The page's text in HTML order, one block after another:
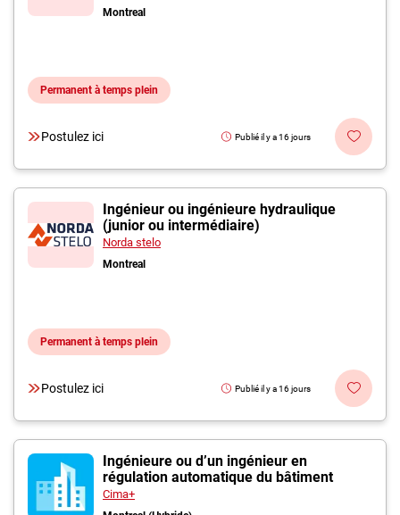
Montreal
Permanent à temps plein
Postulez ici Publié il y a 16 jours
Ingénieur ou ingénieure hydraulique
(junior ou intermédiaire)
Norda stelo
Montreal
Permanent à temps plein
Postulez ici Publié il y a 16 jours
Ingénieure ou d’un ingénieur en
régulation automatique du bâtiment
Cima+